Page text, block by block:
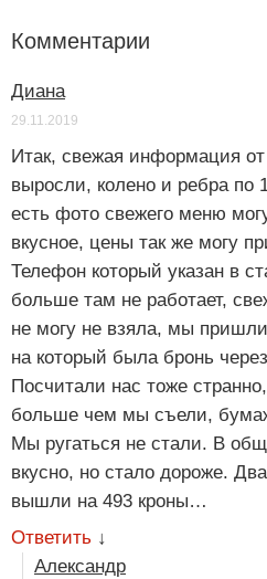
Комментарии
Диана
29.11.2019
Итак, свежая информация
выросли, колено и ребра по
есть фото свежего меню
вкусное, цены так же могу
Телефон который указан в
больше там не работает,
не могу не взяла, мы
на который была бронь
Посчитали нас тоже
больше чем мы съели,
Мы ругаться не стали. В
вкусно, но стало дороже.
вышли на 493 кроны…
Ответить ↓
Александр